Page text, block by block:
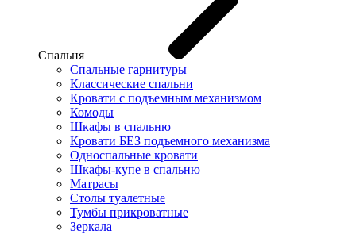
Спальня
Спальные гарнитуры
Классические спальни
Кровати с подъемным механизмом
Комоды
Шкафы в спальню
Кровати БЕЗ подъемного механизма
Односпальные кровати
Шкафы-купе в спальню
Матрасы
Столы туалетные
Тумбы прикроватные
Зеркала